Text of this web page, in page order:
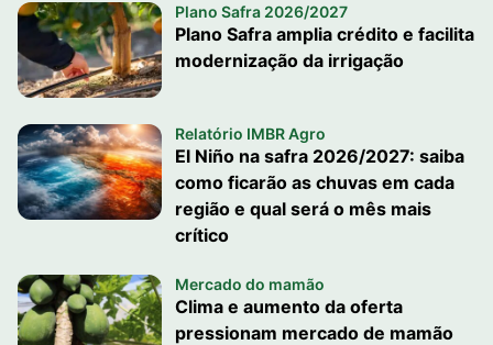
Plano Safra 2026/2027
Plano Safra amplia crédito e facilita
modernização da irrigação
Relatório IMBR Agro
El Niño na safra 2026/2027: saiba
como ficarão as chuvas em cada
região e qual será o mês mais
crítico
Mercado do mamão
Clima e aumento da oferta
pressionam mercado de mamão